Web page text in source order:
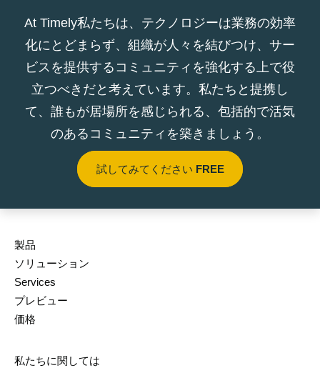
At Timely私たちは、テクノロジーは業務の効率
化にとどまらず、組織が人々を結びつけ、サー
ビスを提供するコミュニティを強化する上で役
立つべきだと考えています。私たちと提携し
て、誰もが居場所を感じられる、包括的で活気
のあるコミュニティを築きましょう。
試してみてください FREE
製品
ソリューション
Services
プレビュー
価格
私たちに関しては